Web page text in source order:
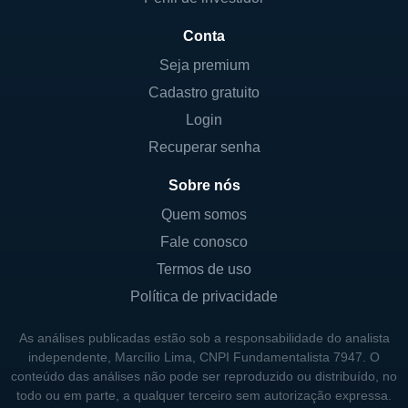
expandir suas soluções e, ao mesmo tempo,
integrar-se mais profundamente ao
ecossistema de produtos da Salesforce.
fundos de investimento têm participação
relevante na Tableau. Durante a sua história,
a empresa atraiu o interesse de diversos
investidores, o que lhe proporcionou capital e
suas ofertas de produtos e serviços.
HISTÓRIA DA TABLEAU
A Tableau foi cofundada em 2003 por
Conta
Seja premium
Cadastro gratuito
Login
Recuperar senha
Sobre nós
Quem somos
Fale conosco
Termos de uso
Política de privacidade
As análises publicadas estão sob a responsabilidade do analista
independente, Marcílio Lima, CNPI Fundamentalista 7947. O
conteúdo das análises não pode ser reproduzido ou distribuído, no
todo ou em parte, a qualquer terceiro sem autorização expressa.